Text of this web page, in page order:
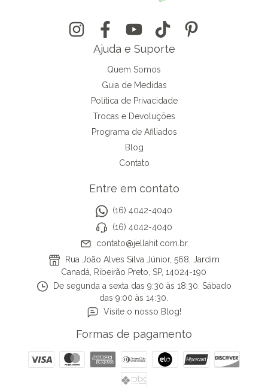
Ajuda e Suporte
Quem Somos
Guia de Medidas
Política de Privacidade
Trocas e Devoluções
Programa de Afiliados
Blog
Contato
Entre em contato
(16) 4042-4040
(16) 4042-4040
contato@jellahit.com.br
Rua João Alves Silva Júnior, 568, Jardim
Canadá, Ribeirão Preto, SP, 14024-190
De segunda a sexta das 9:30 às 18:30. Sábado
das 9:00 às 14:30.
Visite o nosso Blog!
Formas de pagamento